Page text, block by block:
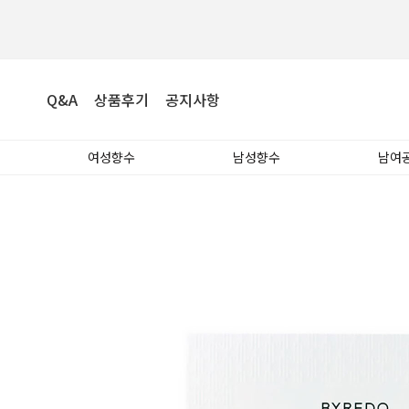
Q&A 상품후기 공지사항
여성향수 남성향수 남여